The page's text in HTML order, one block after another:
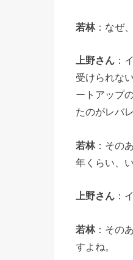
若林：なぜ
上野さん ：
受けられな
ートアップ
たのがレバ
若林：その
年くらい、
上野さん ：
若林 ：その
すよね。